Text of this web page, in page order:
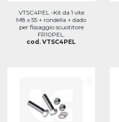
VTSC4PEL -Kit da 1 vite
M8 x 55 + rondella + dado
per fissaggio scuotitore
FR10PEL.
cod. VTSC4PEL